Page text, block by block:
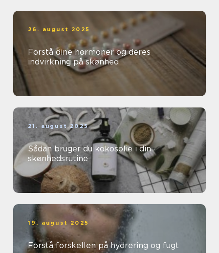
26. august 2025
Forstå dine hormoner og deres
indvirkning på skønhed
21. august 2025
Sådan bruger du kokosolie i din
skønhedsrutine
19. august 2025
Forstå forskellen på hydrering og fugt